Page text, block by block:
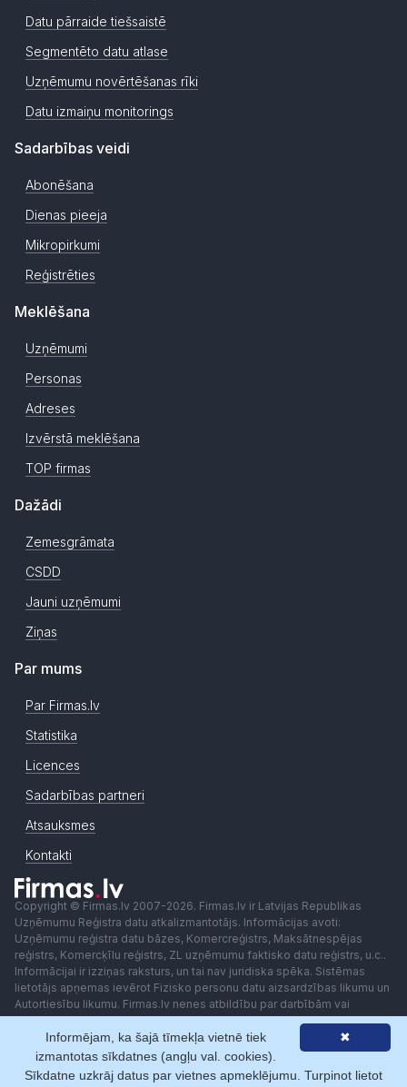
Datu pārraide tiešsaistē
Segmentēto datu atlase
Uzņēmumu novērtēšanas rīki
Datu izmaiņu monitorings
Sadarbības veidi
Abonēšana
Dienas pieeja
Mikropirkumi
Reģistrēties
Meklēšana
Uzņēmumi
Personas
Adreses
Izvērstā meklēšana
TOP firmas
Dažādi
Zemesgrāmata
CSDD
Jauni uzņēmumi
Ziņas
Par mums
Par Firmas.lv
Statistika
Licences
Sadarbības partneri
Atsauksmes
Kontakti
Copyright © Firmas.lv 2007-2026. Firmas.lv ir Latvijas Republikas
Uzņēmumu Reģistra datu atkalizmantotājs. Informācijas avoti:
Uzņēmumu reģistra datu bāzes, Komercreģistrs, Maksātnespējas
reģistrs, Komercķīlu reģistrs, ZL uzņēmumu faktisko datu reģistrs, u.c..
Informācijai ir izziņas raksturs, un tai nav juridiska spēka. Sistēmas
lietotājs apņemas ievērot Fizisko personu datu aizsardzības likumu un
Autortiesību likumu. Firmas.lv nenes atbildību par darbībām vai
lēmumiem, kas balstīti uz saņemto pakalpojumu. Lietotājam aizliegts
izmantot jebkādas automatizētas sistēmas vai iekārtas (robotus)
piekļuvei sistēmai bez rakstiskas saskaņošanas ar Firmas.lv. Galvenā
redaktore: Ingūna Pempere.
✖
Informējam, ka šajā tīmekļa vietnē tiek
izmantotas sīkdatnes (angļu val. cookies).
Sīkdatne uzkrāj datus par vietnes apmeklējumu. Turpinot lietot